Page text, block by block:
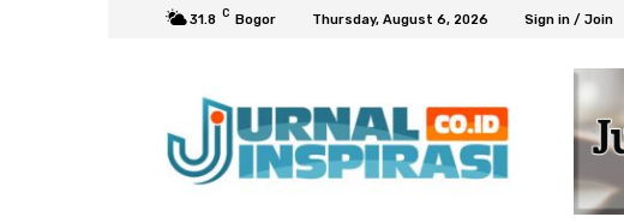
31.8 C Bogor Thursday, August 6, 2026 Sign in / Join